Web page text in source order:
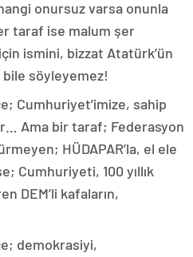
onursuz varsa onunla
taraf ise malum şer
ismini, bizzat Atatürk’ün
bile söyleyemez!
Cumhuriyet’imize, sahip
Ama bir taraf; Federasyon
HÜDAPAR’la, el ele
Cumhuriyeti, 100 yıllık
DEM’li kafaların,
demokrasiyi,